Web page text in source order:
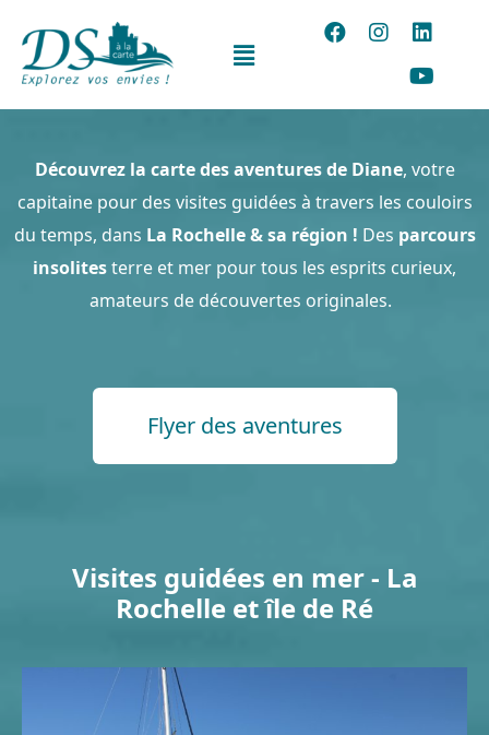
Découvrez la carte des aventures de Diane, votre
capitaine pour des visites guidées à travers les couloirs
du temps, dans La Rochelle & sa région ! Des parcours
insolitesterre et mer pour tous les esprits curieux,
amateurs de découvertes originales.
Flyer des aventures
Visites guidées en mer - La
Rochelle et île de Ré